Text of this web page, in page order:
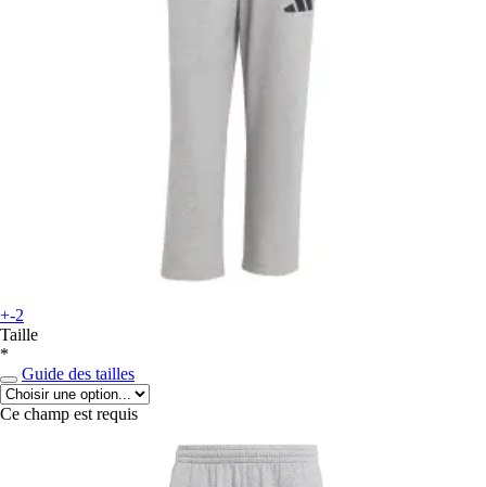
+-2
Taille
*
Guide des tailles
Ce champ est requis